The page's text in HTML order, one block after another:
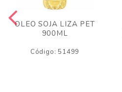
OLEO SOJA LIZA PET
900ML
Código: 51499